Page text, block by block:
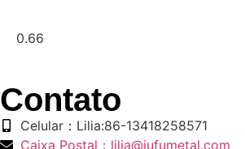
​Contato
Celular：Lilia:86-13418258571
Caixa Postal：lilia@jufumetal.com